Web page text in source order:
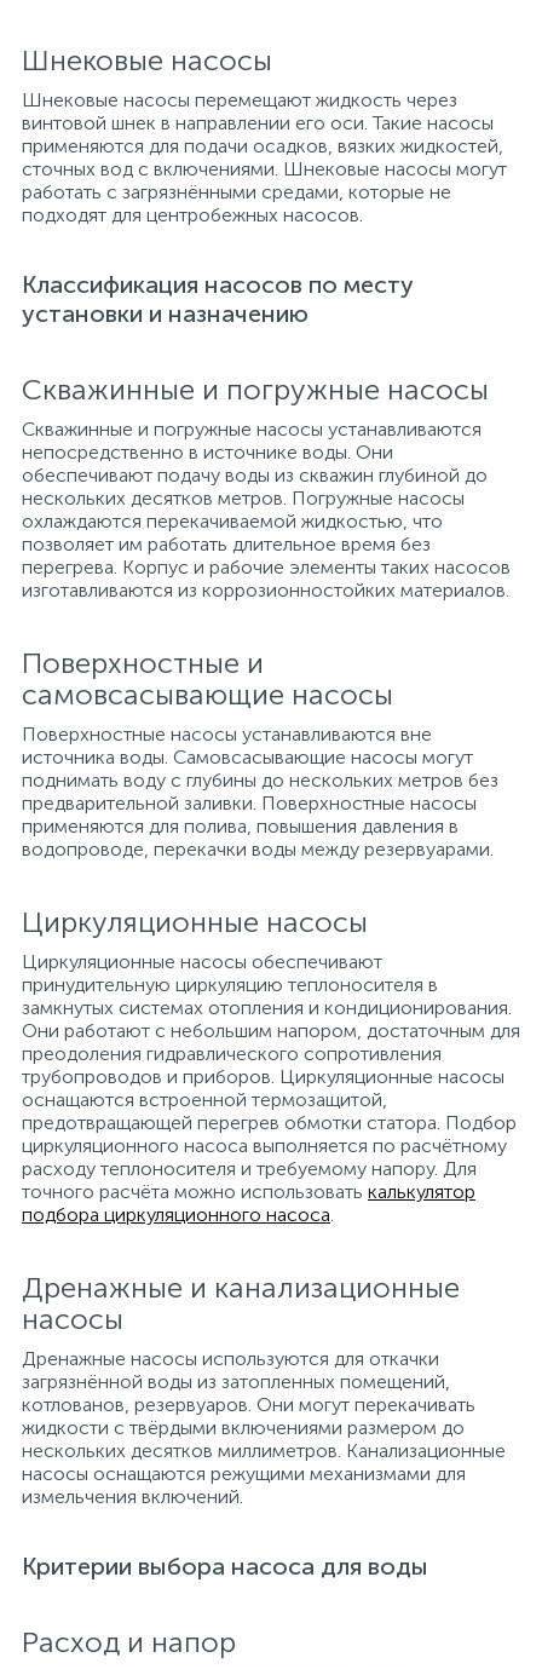
Шнековые насосы
Шнековые насосы перемещают жидкость через
винтовой шнек в направлении его оси. Такие насосы
применяются для подачи осадков, вязких жидкостей,
сточных вод с включениями. Шнековые насосы могут
работать с загрязнёнными средами, которые не
подходят для центробежных насосов.
Классификация насосов по месту
установки и назначению
Скважинные и погружные насосы
Скважинные и погружные насосы устанавливаются
непосредственно в источнике воды. Они
обеспечивают подачу воды из скважин глубиной до
нескольких десятков метров. Погружные насосы
охлаждаются перекачиваемой жидкостью, что
позволяет им работать длительное время без
перегрева. Корпус и рабочие элементы таких насосов
изготавливаются из коррозионностойких материалов.
Поверхностные и
самовсасывающие насосы
Поверхностные насосы устанавливаются вне
источника воды. Самовсасывающие насосы могут
поднимать воду с глубины до нескольких метров без
предварительной заливки. Поверхностные насосы
применяются для полива, повышения давления в
водопроводе, перекачки воды между резервуарами.
Циркуляционные насосы
Циркуляционные насосы обеспечивают
принудительную циркуляцию теплоносителя в
замкнутых системах отопления и кондиционирования.
Они работают с небольшим напором, достаточным для
преодоления гидравлического сопротивления
трубопроводов и приборов. Циркуляционные насосы
оснащаются встроенной термозащитой,
предотвращающей перегрев обмотки статора. Подбор
циркуляционного насоса выполняется по расчётному
расходу теплоносителя и требуемому напору. Для
точного расчёта можно использовать калькулятор
подбора циркуляционного насоса.
Дренажные и канализационные
насосы
Дренажные насосы используются для откачки
загрязнённой воды из затопленных помещений,
котлованов, резервуаров. Они могут перекачивать
жидкости с твёрдыми включениями размером до
нескольких десятков миллиметров. Канализационные
насосы оснащаются режущими механизмами для
измельчения включений.
Критерии выбора насоса для воды
Расход и напор